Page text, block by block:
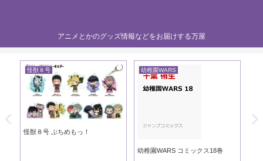
アニメとかのグッズ情報などをお届けする万屋
怪獣８号
怪獣８号 ぷちめもっ！
幼稚園WARS
幼稚園WARS コミックス18巻